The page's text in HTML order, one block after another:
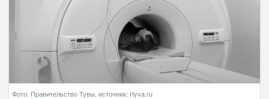
Фото: Правительство Тувы, источник: rtyva.ru